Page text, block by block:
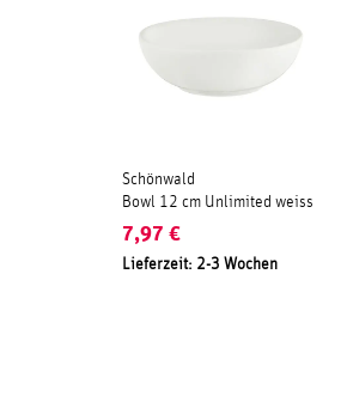
Schönwald
Bowl 12 cm Unlimited weiss
7,97 €
Lieferzeit: 2-3 Wochen